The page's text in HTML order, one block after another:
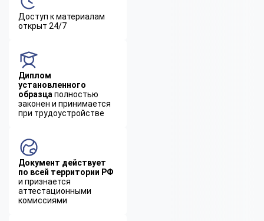
Доступ к материалам
открыт 24/7
Диплом
установленного
образца полностью
законен и принимается
при трудоустройстве
Документ действует
по всей территории РФ
и признается
аттестационными
комиссиями